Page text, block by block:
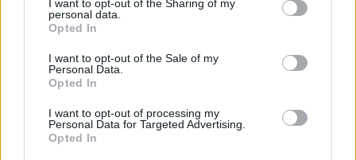
I want to opt-out of the Sharing of my
personal data.
Opted In
I want to opt-out of the Sale of my
Personal Data.
Opted In
I want to opt-out of processing my
Personal Data for Targeted Advertising.
Opted In